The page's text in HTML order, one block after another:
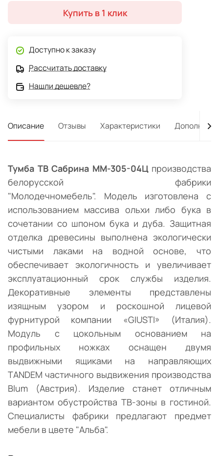
Купить в 1 клик
Доступно к заказу
Рассчитать доставку
Нашли дешевле?
Описание Отзывы Характеристики
Тумба ТВ Сабрина ММ-305-04Цпроизводства
белорусской фабрики
"Молодечномебель". Модель изготовлена с
использованием массива ольхи либо бука в
сочетании со шпоном бука и дуба. Защитная
отделка древесины выполнена экологически
чистыми лаками на водной основе, что
обеспечивает экологичность и увеличивает
эксплуатационный срок службы изделия.
Декоративные элементы представлены
изящным узором и роскошной лицевой
фурнитурой компании «GIUSTI» (Италия).
Модуль с цокольным основанием на
профильных ножках оснащен двумя
выдвижными ящиками на направляющих
TANDEM частичного выдвижения производства
Blum (Австрия). Изделие станет отличным
вариантом обустройства ТВ-зоны в гостиной.
Специалисты фабрики предлагают предмет
мебели в цвете "Альба".